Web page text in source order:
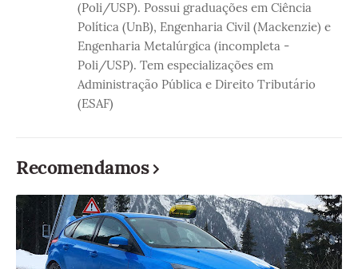
(Poli/USP). Possui graduações em Ciência
Política (UnB), Engenharia Civil (Mackenzie) e
Engenharia Metalúrgica (incompleta -
Poli/USP). Tem especializações em
Administração Pública e Direito Tributário
(ESAF)
Recomendamos